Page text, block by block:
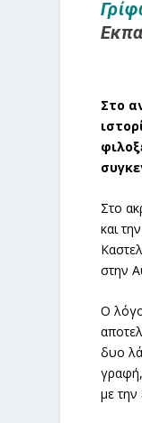
Στο
Στο
και
στην
Ο
δυο
με